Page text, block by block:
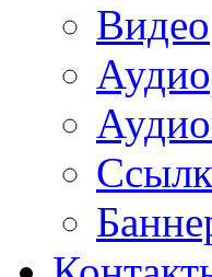
Видео